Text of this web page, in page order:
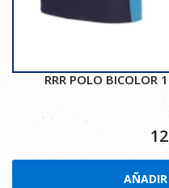
RRR POLO BICOLOR